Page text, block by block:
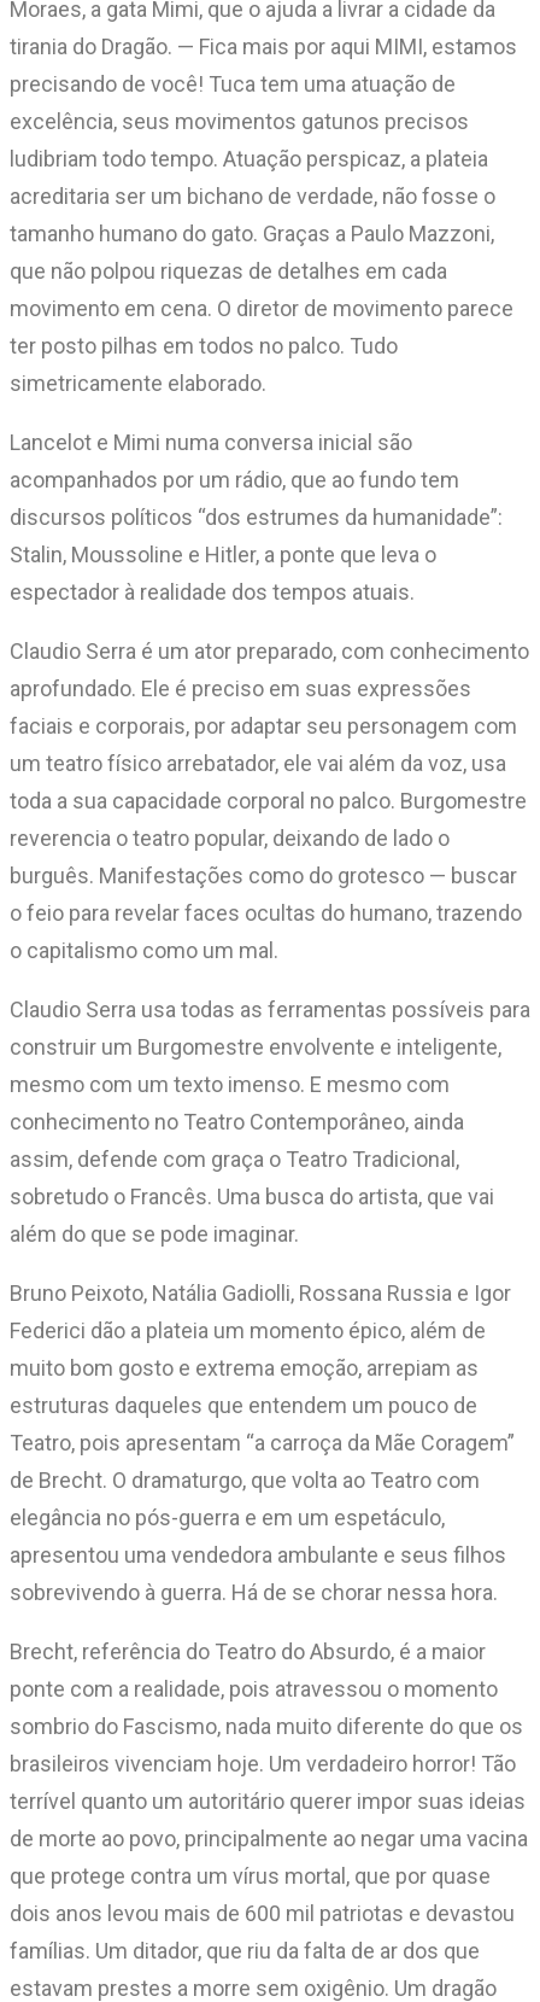
Moraes, a gata Mimi, que o ajuda a livrar a cidade da
tirania do Dragão. — Fica mais por aqui MIMI, estamos
precisando de você! Tuca tem uma atuação de
excelência, seus movimentos gatunos precisos
ludibriam todo tempo. Atuação perspicaz, a plateia
acreditaria ser um bichano de verdade, não fosse o
tamanho humano do gato. Graças a Paulo Mazzoni,
que não polpou riquezas de detalhes em cada
movimento em cena. O diretor de movimento parece
ter posto pilhas em todos no palco. Tudo
simetricamente elaborado.
Lancelot e Mimi numa conversa inicial são
acompanhados por um rádio, que ao fundo tem
discursos políticos “dos estrumes da humanidade”:
Stalin, Moussoline e Hitler, a ponte que leva o
espectador à realidade dos tempos atuais.
Claudio Serra é um ator preparado, com conhecimento
aprofundado. Ele é preciso em suas expressões
faciais e corporais, por adaptar seu personagem com
um teatro físico arrebatador, ele vai além da voz, usa
toda a sua capacidade corporal no palco. Burgomestre
reverencia o teatro popular, deixando de lado o
burguês. Manifestações como do grotesco — buscar
o feio para revelar faces ocultas do humano, trazendo
o capitalismo como um mal.
Claudio Serra usa todas as ferramentas possíveis para
construir um Burgomestre envolvente e inteligente,
mesmo com um texto imenso. E mesmo com
conhecimento no Teatro Contemporâneo, ainda
assim, defende com graça o Teatro Tradicional,
sobretudo o Francês. Uma busca do artista, que vai
além do que se pode imaginar.
Bruno Peixoto, Natália Gadiolli, Rossana Russia e Igor
Federici dão a plateia um momento épico, além de
muito bom gosto e extrema emoção, arrepiam as
estruturas daqueles que entendem um pouco de
Teatro, pois apresentam “a carroça da Mãe Coragem”
de Brecht. O dramaturgo, que volta ao Teatro com
elegância no pós-guerra e em um espetáculo,
apresentou uma vendedora ambulante e seus filhos
sobrevivendo à guerra. Há de se chorar nessa hora.
Brecht, referência do Teatro do Absurdo, é a maior
ponte com a realidade, pois atravessou o momento
sombrio do Fascismo, nada muito diferente do que os
brasileiros vivenciam hoje. Um verdadeiro horror! Tão
terrível quanto um autoritário querer impor suas ideias
de morte ao povo, principalmente ao negar uma vacina
que protege contra um vírus mortal, que por quase
dois anos levou mais de 600 mil patriotas e devastou
famílias. Um ditador, que riu da falta de ar dos que
estavam prestes a morre sem oxigênio. Um dragão